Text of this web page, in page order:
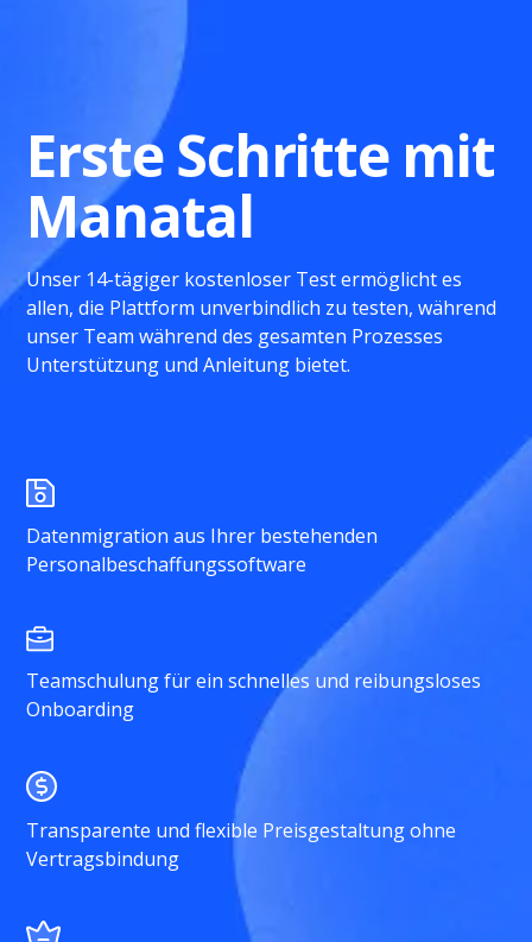
Erste Schritte mit
Manatal
Unser 14-tägiger kostenloser Test ermöglicht es
allen, die Plattform unverbindlich zu testen, während
unser Team während des gesamten Prozesses
Unterstützung und Anleitung bietet.
Datenmigration aus Ihrer bestehenden
Personalbeschaffungssoftware
Teamschulung für ein schnelles und reibungsloses
Onboarding
Transparente und flexible Preisgestaltung ohne
Vertragsbindung